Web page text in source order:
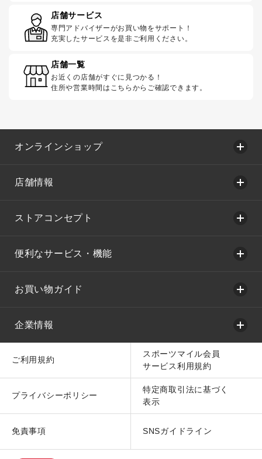
店舗サービス
専門アドバイザーがお買い物をサポート！
充実したサービスを是非ご利用ください。
店舗一覧
お近くの店舗がすぐに見つかる！
住所や営業時間はこちらからご確認できます。
オンラインショップ
店舗情報
ストアコンセプト
便利なサービス・機能
お買い物ガイド
企業情報
ご利用規約
スポーツマイル会員
サービス利用規約
プライバシーポリシー
特定商取引法に基づく
表示
免責事項 SNSガイドライン